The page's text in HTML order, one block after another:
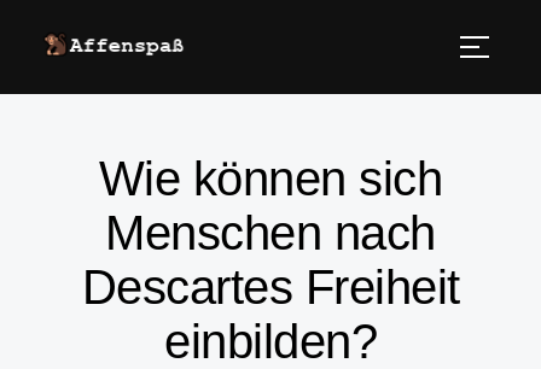
Wie können sich
Menschen nach
Descartes Freiheit
einbilden?